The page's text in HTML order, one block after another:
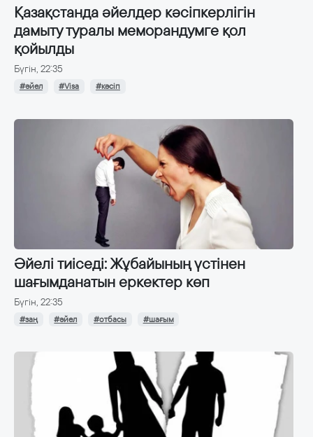
Қазақстанда әйелдер кәсіпкерлігін
дамыту туралы меморандумге қол
қойылды
Бүгін, 22:35
#әйел #Visa #кәсіп
Әйелі тиіседі: Жұбайының үстінен
шағымданатын еркектер көп
Бүгін, 22:35
#заң #әйел #отбасы #шағым